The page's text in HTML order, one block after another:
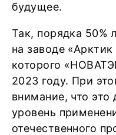
будущее.
Так, порядка 50%
на заводе
которого
2023 году. При
внимание, что
уровень
отечественного